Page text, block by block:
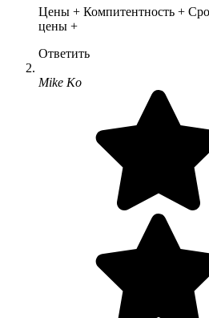
Цены + Компитентность +
цены +
Ответить
Mike Ko